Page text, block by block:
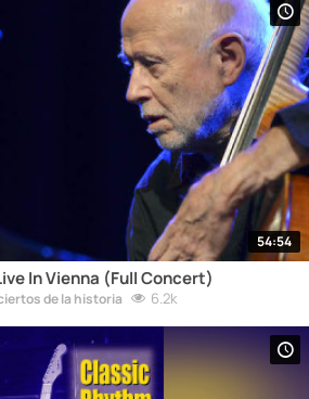
54:54
In Vienna (Full Concert)
de la historia 6.2k